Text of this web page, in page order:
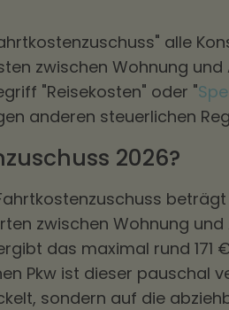
alle
zwischen Wohnung
"Reisekosten" oder "
anderen steuerlichen
2026?
zwischen Wohnung
das maximal rund 171
Pkw ist dieser pauschal
sondern auf die